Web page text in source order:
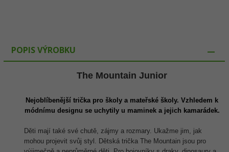
POPIS VÝROBKU
The Mountain Junior
Nejoblíbenější trička pro školy a mateřské školy. Vzhledem k
módnímu designu se uchytily u maminek a jejich kamarádek.
Děti mají také své chutě, zájmy a rozmary. Ukažme jim, jak
mohou projevit svůj styl. Dětská trička The Mountain jsou pro